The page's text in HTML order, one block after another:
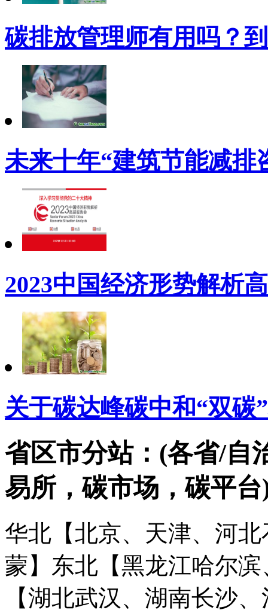
碳排放管理师有用吗？
未来十年“建筑节能减排
2023中国经济形势解析
关于碳达峰碳中和“双碳
省区市分站：(各省/自
易所，碳市场，碳平台
华北【北京、天津、河
蒙】 东北【黑龙江哈尔
【湖北武汉、湖南长沙